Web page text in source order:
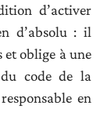
d’activer
d’absolu : il
et oblige à une
du code de la
en